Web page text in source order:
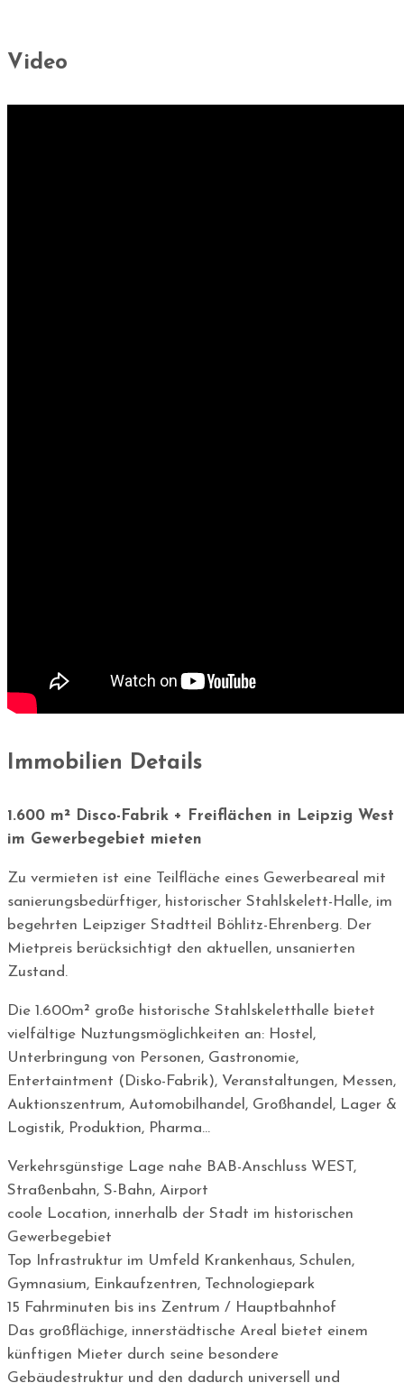
Video
Immobilien Details
1.600 m² Disco-Fabrik + Freiflächen in Leipzig West
im Gewerbegebiet mieten
Zu vermieten ist eine Teilfläche eines Gewerbeareal mit
sanierungsbedürftiger, historischer Stahlskelett-Halle, im
begehrten Leipziger Stadtteil Böhlitz-Ehrenberg. Der
Mietpreis berücksichtigt den aktuellen, unsanierten
Zustand.
Die 1.600m² große historische Stahlskeletthalle bietet
vielfältige Nuztungsmöglichkeiten an: Hostel,
Unterbringung von Personen, Gastronomie,
Entertaintment (Disko-Fabrik), Veranstaltungen, Messen,
Auktionszentrum, Automobilhandel, Großhandel, Lager &
Logistik, Produktion, Pharma…
Verkehrsgünstige Lage nahe BAB-Anschluss WEST,
Straßenbahn, S-Bahn, Airport
coole Location, innerhalb der Stadt im historischen
Gewerbegebiet
Top Infrastruktur im Umfeld Krankenhaus, Schulen,
Gymnasium, Einkaufzentren, Technologiepark
15 Fahrminuten bis ins Zentrum / Hauptbahnhof
Das großflächige, innerstädtische Areal bietet einem
künftigen Mieter durch seine besondere
Gebäudestruktur und den dadurch universell und